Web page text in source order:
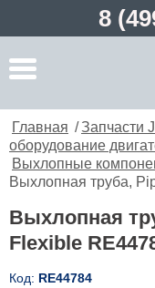
8
Главная /Запчасти
оборудование
Выхлопные
Выхлопная труба,
Выхлопная
Flexible
Код: RE44784